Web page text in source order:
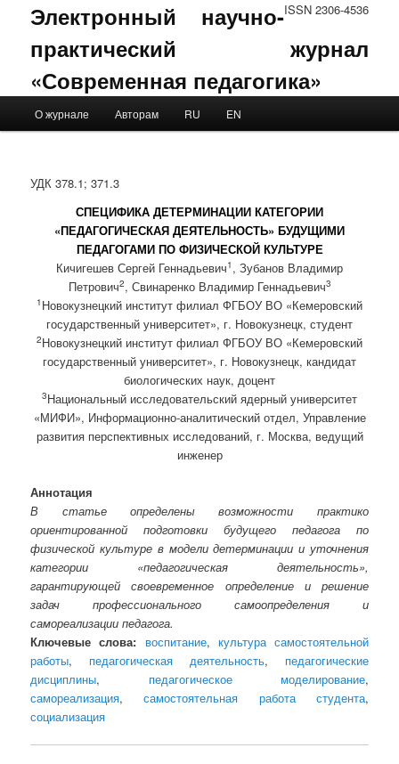
ISSN 2306-4536
Электронный научно-
практический журнал
«Современная педагогика»
Skip to primary content
Skip to secondary content
О журнале Авторам RU EN
УДК 378.1; 371.3
СПЕЦИФИКА ДЕТЕРМИНАЦИИ КАТЕГОРИИ
«ПЕДАГОГИЧЕСКАЯ ДЕЯТЕЛЬНОСТЬ» БУДУЩИМИ
ПЕДАГОГАМИ ПО ФИЗИЧЕСКОЙ КУЛЬТУРЕ
Кичигешев Сергей Геннадьевич1 , Зубанов Владимир
Петрович2, Свинаренко Владимир Геннадьевич3
1 Новокузнецкий институт филиал ФГБОУ ВО «Кемеровский
государственный университет», г. Новокузнецк, студент
2Новокузнецкий институт филиал ФГБОУ ВО «Кемеровский
государственный университет», г. Новокузнецк, кандидат
биологических наук, доцент
3Национальный исследовательский ядерный университет
«МИФИ», Информационно-аналитический отдел, Управление
развития перспективных исследований, г. Москва, ведущий
инженер
Аннотация
В статье определены возможности практико
ориентированной подготовки будущего педагога по
физической культуре в модели детерминации и уточнения
категории «педагогическая деятельность»,
гарантирующей своевременное определение и решение
задач профессионального самоопределения и
самореализации педагога.
Ключевые слова: воспитание, культура самостоятельной
работы, педагогическая деятельность, педагогические
дисциплины, педагогическое моделирование,
самореализация,самостоятельная работа студента,
социализация